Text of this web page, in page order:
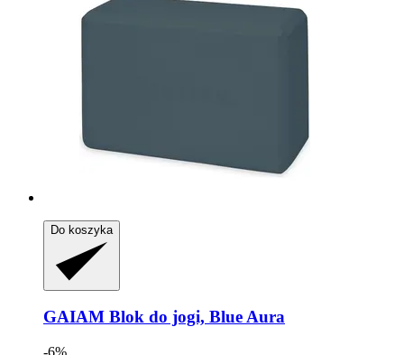
Do koszyka
GAIAM Blok do jogi, Blue Aura